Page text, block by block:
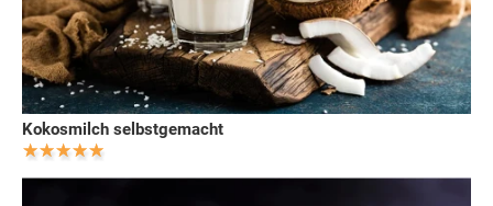
Kokosmilch selbstgemacht